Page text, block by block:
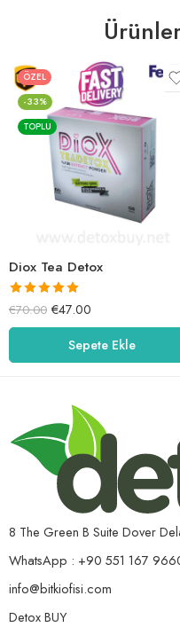
ÖZEL
-33%
TOPLU
Diox Tea Detox
5 üzerinden
5.00oy aldı
€70.00 €47.00
Sepete Ekle
8 The Green B Suite Dover
WhatsApp : +90 551 167
info@bitkiofisi.com
Detox BUY